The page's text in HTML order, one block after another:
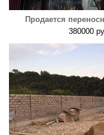
Продается
380000